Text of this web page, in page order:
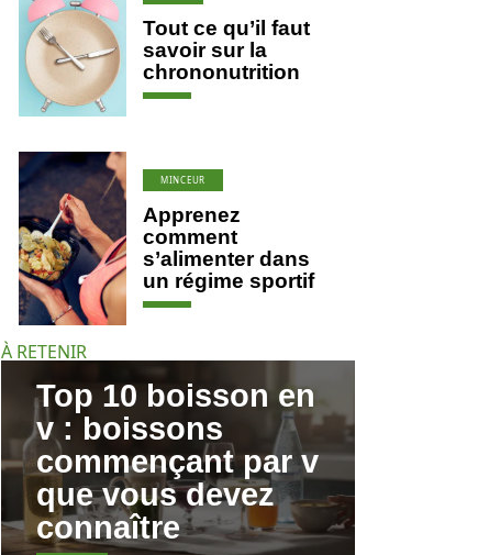
Tout ce qu’il faut
savoir sur la
chrononutrition
MINCEUR
Apprenez
comment
s’alimenter dans
un régime sportif
À RETENIR
Top 10 boisson en
v : boissons
commençant par v
que vous devez
connaître